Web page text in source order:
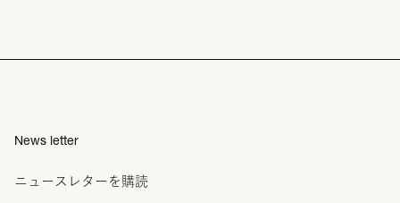
News letter
ニュースレターを購読